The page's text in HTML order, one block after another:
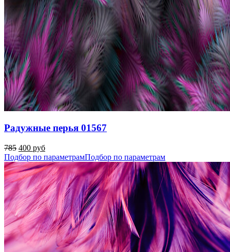
Радужные перья 01567
785 400 руб
Подбор по параметрамПодбор по параметрам